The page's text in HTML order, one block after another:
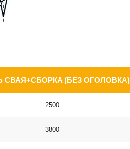
СВАЯ+СБОРКА (БЕЗ ОГОЛОВКА)
2500
3800